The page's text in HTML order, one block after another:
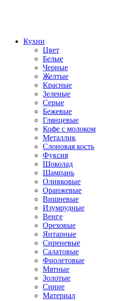
Кухни
Цвет
Белые
Черные
Желтые
Красные
Зеленые
Серые
Бежевые
Глянцевые
Кофе с молоком
Металлик
Слоновая кость
Фуксия
Шоколад
Шампань
Оливковые
Оранжевые
Вишневые
Изумрудные
Венге
Ореховые
Янтарные
Сиреневые
Салатовые
Фиолетовые
Мятные
Золотые
Синие
Материал